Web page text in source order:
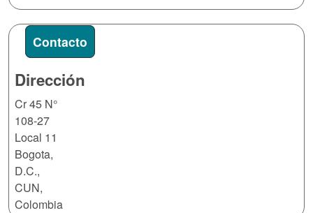
Contacto
Dirección
Cr 45 N°
108-27
Local 11
Bogota,
D.C.,
CUN,
Colombia